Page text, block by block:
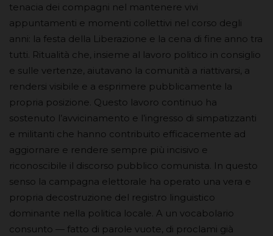
tenacia dei compagni nel mantenere vivi
appuntamenti e momenti collettivi nel corso degli
anni: la festa della Liberazione e la cena di fine anno tra
tutti. Ritualità che, insieme al lavoro politico in consiglio
e sulle vertenze, aiutavano la comunità a riattivarsi, a
rendersi visibile e a esprimere pubblicamente la
propria posizione. Questo lavoro continuo ha
sostenuto l’avvicinamento e l’ingresso di simpatizzanti
e militanti che hanno contribuito efficacemente ad
aggiornare e rendere sempre più incisivo e
riconoscibile il discorso pubblico comunista. In questo
senso la campagna elettorale ha operato una vera e
propria decostruzione del registro linguistico
dominante nella politica locale. A un vocabolario
consunto — fatto di parole vuote, di proclami già